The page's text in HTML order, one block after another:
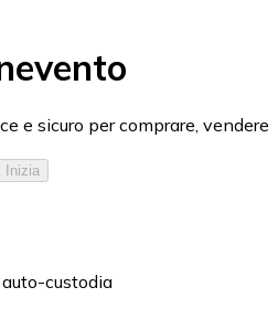
e sicuro per comprare, vendere
Inizia
custodia